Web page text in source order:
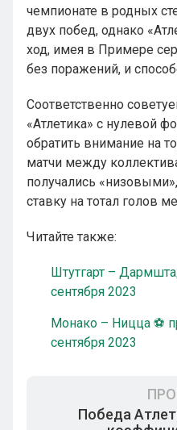
чемпионате в родных
двух побед, однако
ход, имея в Примере
без поражений, и
Соответственно
«Атлетика» с нулевой
обратить внимание на
матчи между
получались
ставку на тотал голов
Читайте также:
Штутгарт –
сентября 2023
Монако – Ницца ⚽
сентября 2023
Победа